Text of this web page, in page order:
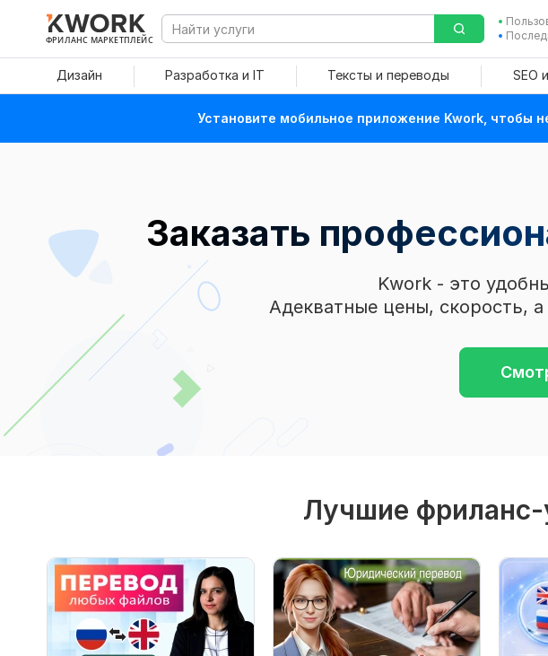
ФРИЛАНС МАРКЕТПЛЕЙС
Дизайн Разработка и IT Тексты и переводы SEO
Установите мобильное приложение Kwork, чтобы
Заказать
Kwork - это
Адекватные цены, скорость, а
Лучшие фриланс-